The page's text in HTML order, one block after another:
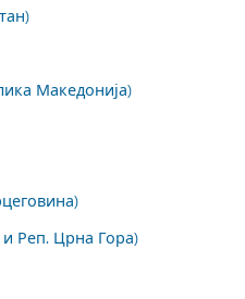
Македонија)
и Реп. Црна Гора)